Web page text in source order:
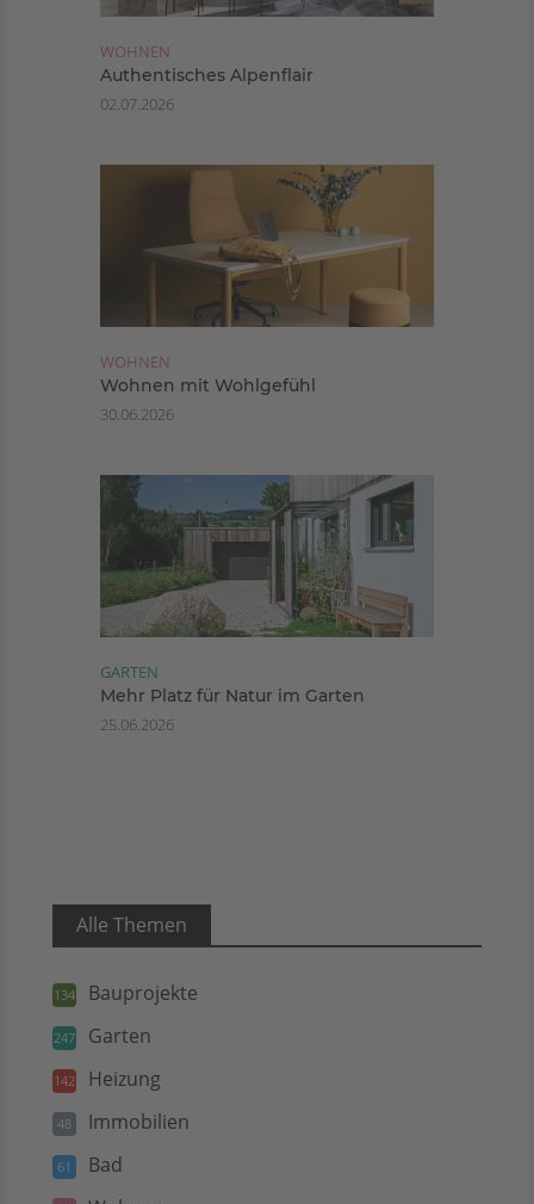
WOHNEN
Authentisches Alpenflair
02.07.2026
WOHNEN
Wohnen mit Wohlgefühl
30.06.2026
GARTEN
Mehr Platz für Natur im Garten
25.06.2026
Alle Themen
134 Bauprojekte
247 Garten
142 Heizung
48 Immobilien
61 Bad